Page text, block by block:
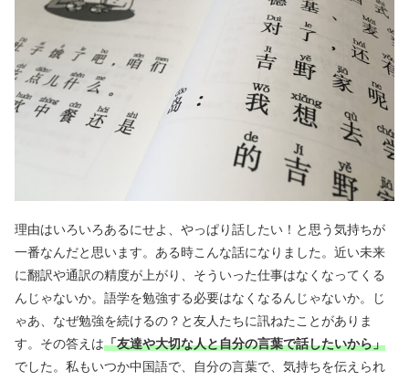
理由はいろいろあるにせよ、やっぱり話したい！と思う気持ちが
一番なんだと思います。ある時こんな話になりました。近い未来
に翻訳や通訳の精度が上がり、そういった仕事はなくなってくる
んじゃないか。語学を勉強する必要はなくなるんじゃないか。じ
ゃあ、なぜ勉強を続けるの？と友人たちに訊ねたことがありま
す。その答えは「友達や大切な人と自分の言葉で話したいから」
でした。私もいつか中国語で、自分の言葉で、気持ちを伝えられ